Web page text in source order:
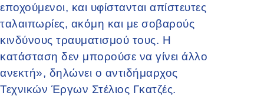
εποχούμενοι, και υφίστανται απίστευτες
ταλαιπωρίες, ακόμη και με σοβαρούς
κινδύνους τραυματισμού τους. Η
κατάσταση δεν μπορούσε να γίνει άλλο
ανεκτή», δηλώνει ο αντιδήμαρχος
Τεχνικών Έργων Στέλιος Γκατζές.